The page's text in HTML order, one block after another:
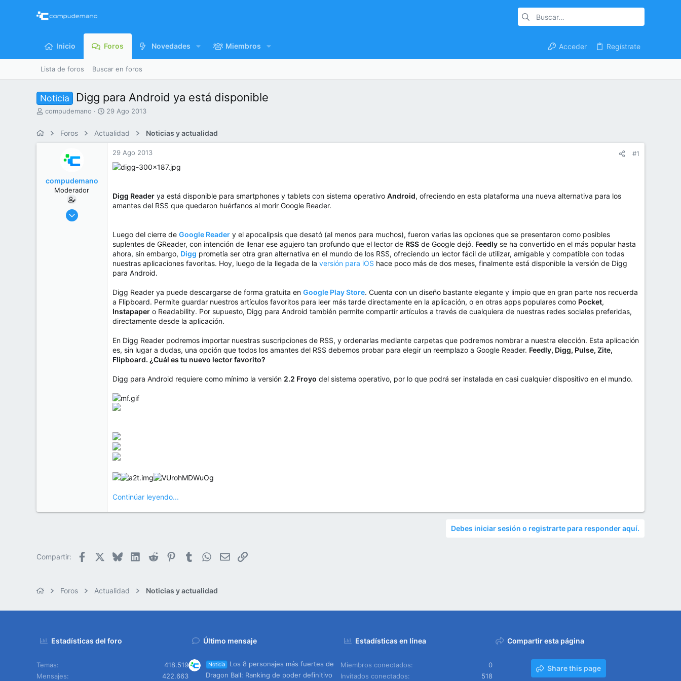
Inicio Foros Novedades Miembros Acceder Regístrate
Lista de foros Buscar en foros
Noticia Digg para Android ya está disponible
I
r
compudemano
F
h
29 Ago 2013
Foros Actualidad Noticias y actualidad
compudemano
Moderador
26 Jul 2013
29 Ago 2013 #1
Digg Reader ya está disponible para smartphones y tablets con sistema operativo Android, ofreciendo en esta plataforma una nueva alternativa para los
amantes del RSS que quedaron huérfanos al morir Google Reader.
Luego del cierre de Google Reader y el apocalipsis que desató (al menos para muchos), fueron varias las opciones que se presentaron como posibles
suplentes de GReader, con intención de llenar ese agujero tan profundo que el lector de RSS de Google dejó. Feedly se ha convertido en el más popular hasta
ahora, sin embargo, Digg prometía ser otra gran alternativa en el mundo de los RSS, ofreciendo un lector fácil de utilizar, amigable y compatible con todas
nuestras aplicaciones favoritas. Hoy, luego de la llegada de la versión para iOS hace poco más de dos meses, finalmente está disponible la versión de Digg
para Android.
Digg Reader ya puede descargarse de forma gratuita en Google Play Store. Cuenta con un diseño bastante elegante y limpio que en gran parte nos recuerda
a Flipboard. Permite guardar nuestros artículos favoritos para leer más tarde directamente en la aplicación, o en otras apps populares como Pocket,
Instapaper o Readability. Por supuesto, Digg para Android también permite compartir artículos a través de cualquiera de nuestras redes sociales preferidas,
directamente desde la aplicación.
En Digg Reader podremos importar nuestras suscripciones de RSS, y ordenarlas mediante carpetas que podremos nombrar a nuestra elección. Esta aplicación
es, sin lugar a dudas, una opción que todos los amantes del RSS debemos probar para elegir un reemplazo a Google Reader. Feedly, Digg, Pulse, Zite,
Flipboard. ¿Cuál es tu nuevo lector favorito?
Digg para Android requiere como mínimo la versión 2.2 Froyo del sistema operativo, por lo que podrá ser instalada en casi cualquier dispositivo en el mundo.
Continúar leyendo...
Debes iniciar sesión o registrarte para responder aquí.
Compartir: Facebook BlueskyLinkedIn
Reddit PinterestTumblr WhatsApp
EmailEnlace
Foros Actualidad Noticias y actualidad
Estadísticas del foro
Temas
418.519
Mensajes
422.663
Último mensaje
Noticia
Los 8 personajes más fuertes de
Dragon Ball: Ranking de poder definitivo
Estadísticas en línea
Miembros conectados
0
Invitados conectados
518
Compartir esta página
Share this page